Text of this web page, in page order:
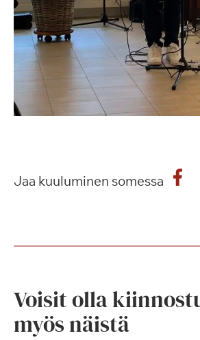
Jaa kuuluminen somessa
Voisit olla
myös näistä